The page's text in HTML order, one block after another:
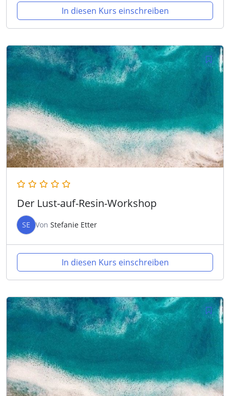
In diesen Kurs einschreiben
Der Lust-auf-Resin-Workshop
SE Von Stefanie Etter
In diesen Kurs einschreiben